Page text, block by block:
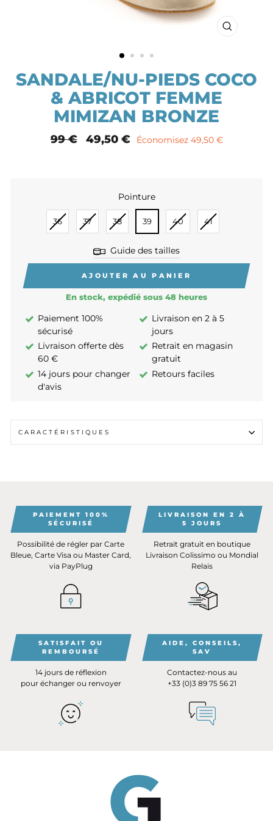
FERMER
SANDALE/NU-PIEDS COCO
& ABRICOT FEMME
MIMIZAN BRONZE
Prix
99 €
Prix
49,50 € Économisez 49,50 €
Pointure
36 37 38 39 40 41
Guide des tailles
AJOUTER AU PANIER
En stock, expédié sous 48 heures
Paiement 100%
sécurisé
Livraison en 2 à 5
jours
Livraison offerte dès
60 €
Retrait en magasin
gratuit
14 jours pour changer
d'avis
Retours faciles
CARACTÉRISTIQUES
PAIEMENT 100%
SÉCURISÉ
Possibilité de régler par Carte
Bleue, Carte Visa ou Master Card,
via PayPlug
LIVRAISON EN 2 À
5 JOURS
Retrait gratuit en boutique
Livraison Colissimo ou Mondial
Relais
SATISFAIT OU
REMBOURSÉ
14 jours de réflexion
pour échanger ou renvoyer
AIDE, CONSEILS,
SAV
Contactez-nous au
+33 (0)3 89 75 56 21